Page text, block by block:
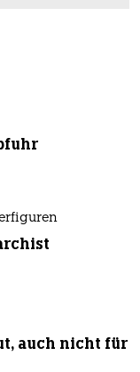
auch nicht für